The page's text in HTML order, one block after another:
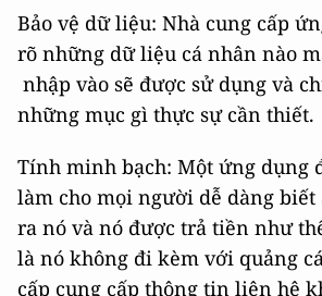
Bảo vệ dữ liệu: Nhà cung cấp
rõ những dữ liệu cá nhân nào
nhập vào sẽ được sử dụng và
những mục gì thực sự cần thiết.
Tính minh bạch: Một ứng dụng
làm cho mọi người dễ dàng
ra nó và nó được trả tiền như
là nó không đi kèm với quảng
cấp cung cấp thông tin liên hệ